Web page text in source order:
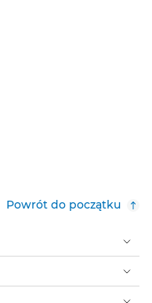
Powrót do początku